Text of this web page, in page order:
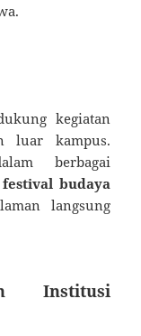
kegiatan
luar kampus.
berbagai
festival budaya
langsung
Institusi